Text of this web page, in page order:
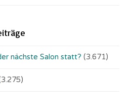
nächste Salon statt? (3.671)